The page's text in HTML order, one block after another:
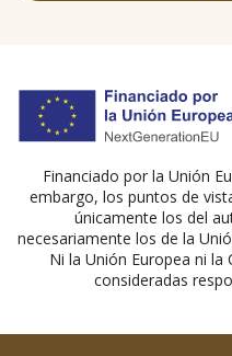
Financiado por la Unión
embargo, los puntos de
únicamente los del
necesariamente los de la
Ni la Unión Europea ni la
consideradas